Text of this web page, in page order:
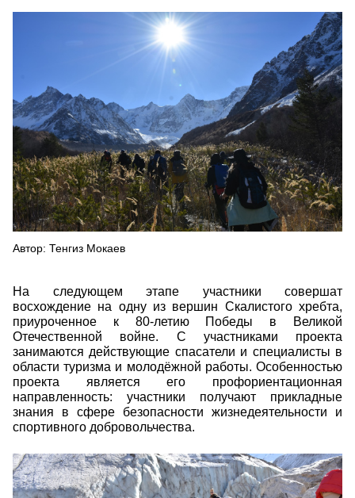
Поход к леднику
Автор: Тенгиз Мокаев
На следующем этапе участники совершат
восхождение на одну из вершин Скалистого хребта,
приуроченное к 80-летию Победы в Великой
Отечественной войне. С участниками проекта
занимаются действующие спасатели и специалисты в
области туризма и молодёжной работы. Особенностью
проекта является его профориентационная
направленность: участники получают прикладные
знания в сфере безопасности жизнедеятельности и
спортивного добровольчества.
Поход к леднику